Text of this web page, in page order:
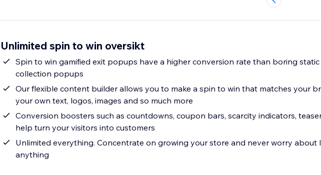
Unlimited spin to win oversikt
Spin to win gamified exit popups have a higher conversion rate than boring static
collection popups
Our flexible content builder allows you to make a spin to win that matches your
your own text, logos, images and so much more
Conversion boosters such as countdowns, coupon bars, scarcity indicators,
help turn your visitors into customers
Unlimited everything. Concentrate on growing your store and never worry about
anything